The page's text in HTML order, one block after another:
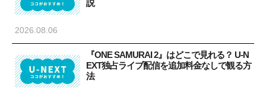
説
2026.08.06
『ONE SAMURAI 2』はどこで見れる？ U-N
EXT独占ライブ配信を追加料金なしで観る方
法